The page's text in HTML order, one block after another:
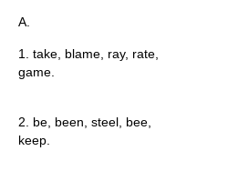
А.
1. take, blame, ray, rate,
2. be, been, steel, bee,